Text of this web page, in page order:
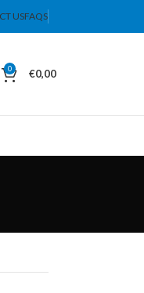
USFAQS
0 €0,00